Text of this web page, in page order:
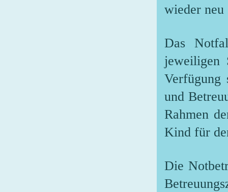
wieder neu
Das
jeweiligen
Verfügung
und
Rahmen
Kind für
Die